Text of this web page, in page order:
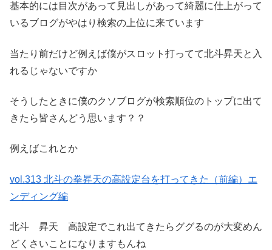
基本的には目次があって見出しがあって綺麗に仕上がって
いるブログがやはり検索の上位に来ています
当たり前だけど例えば僕がスロット打ってて北斗昇天と入
れるじゃないですか
そうしたときに僕のクソブログが検索順位のトップに出て
きたら皆さんどう思います？？
例えばこれとか
vol.313 北斗の拳昇天の高設定台を打ってきた（前編）エ
ンディング編
北斗 昇天 高設定でこれ出てきたらググるのが大変めん
どくさいことになりますもんね